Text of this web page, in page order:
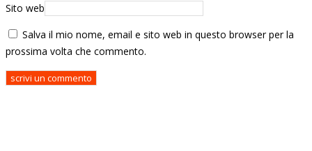
Sito web
Salva il mio nome, email e sito web in questo browser per la
prossima volta che commento.